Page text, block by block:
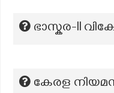
ഭാസ്കര-II
കേരള